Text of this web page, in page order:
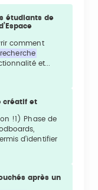
étudiants de
comment
recherche
et...
créatif et
!1) Phase de
d’identifier
après un